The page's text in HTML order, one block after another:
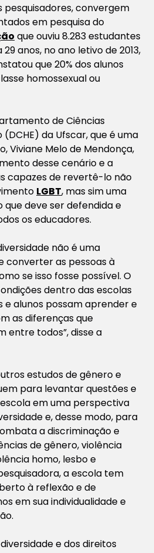
pesquisadores, convergem
em pesquisa do
que ouviu 8.283 estudantes
anos, no ano letivo de 2013,
que 20% dos alunos
homossexual ou
de Ciências
(DCHE) da Ufscar, que é uma
Viviane Melo de Mendonça,
desse cenário e a
capazes de revertê-lo não
LGBT, mas sim uma
que deve ser defendida e
os educadores.
não é uma
converter as pessoas à
se isso fosse possível. O
dentro das escolas
e alunos possam aprender e
as diferenças que
entre todos”, disse a
estudos de gênero e
para levantar questões e
em uma perspectiva
e, desse modo, para
a discriminação e
de gênero, violência
homo, lesbo e
a escola tem
à reflexão e de
em sua individualidade e
e dos direitos